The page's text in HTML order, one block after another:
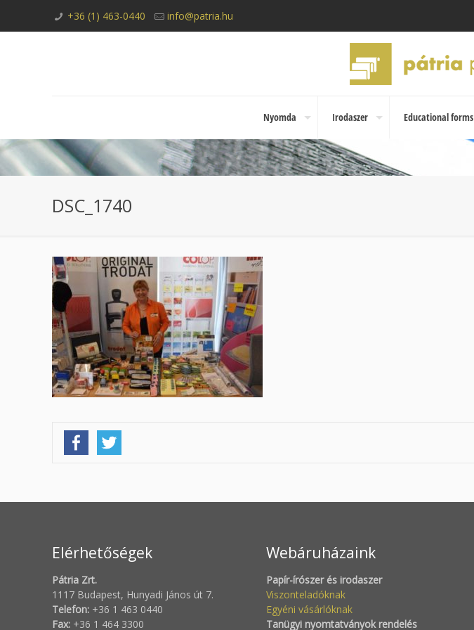
+36 (1) 463-0440 info@patria.hu
Nyomda Irodaszer Educational forms
DSC_1740
Elérhetőségek
Pátria Zrt.
1117 Budapest, Hunyadi János út 7.
Telefon: +36 1 463 0440
Fax: +36 1 464 3300
Webáruházaink
Papír-írószer és irodaszer
Viszonteladóknak
Egyéni vásárlóknak
Tanügyi nyomtatványok rendelés